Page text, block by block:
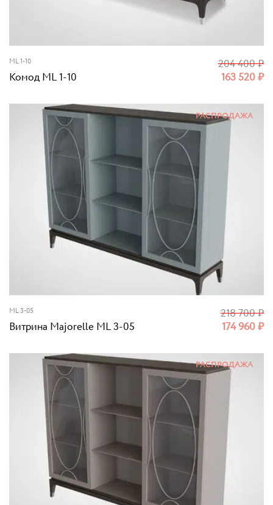
ML 1-10
Комод ML 1-10 163 520₽
204 400₽
ML 3-05
Витрина Majorelle ML 3-05 174 960₽
218 700₽
РАСПРОДАЖА
РАСПРОДАЖА